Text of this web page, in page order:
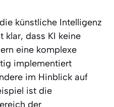
künstliche Intelligenz
klar, dass KI keine
eine komplexe
implementiert
im Hinblick auf
ist die
der